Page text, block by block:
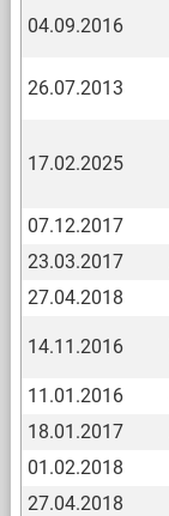
04.09.2016
26.07.2013
17.02.2025
07.12.2017
23.03.2017
27.04.2018
14.11.2016
11.01.2016
18.01.2017
01.02.2018
27.04.2018